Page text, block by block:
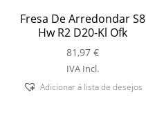
Fresa De Arredondar S8
Hw R2 D20-Kl Ofk
81,97 €
IVA Incl.
Adicionar á lista de desejos